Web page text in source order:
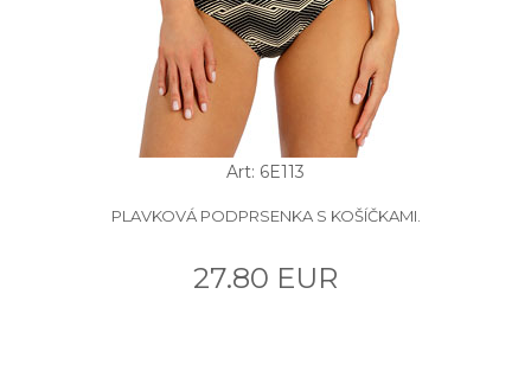
Art: 6E113
PLAVKOVÁ PODPRSENKA S KOŠÍČKAMI.
27.80 EUR